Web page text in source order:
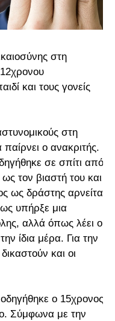
στη
και τους γονείς
στη
ο ανακριτής.
σε σπίτι από
τον βιαστή του και
ως δράστης αρνείται
υπήρξε μια
αλλά όπως λέει οι
ίδια μέρα. Για την
και οι
ο 15χρονος
Σύμφωνα με την